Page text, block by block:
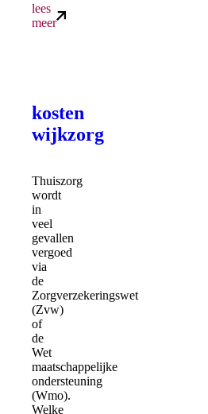
lees
meer
kosten
wijkzorg
Thuiszorg
wordt
in
veel
gevallen
vergoed
via
de
Zorgverzekeringswet
(Zvw)
of
de
Wet
maatschappelijke
ondersteuning
(Wmo).
Welke